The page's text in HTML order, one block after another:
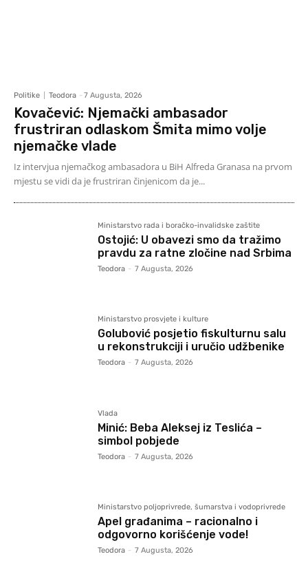
Politike Teodora - 7 Augusta, 2026
Kovačević: Njemački ambasador
frustriran odlaskom Šmita mimo volje
njemačke vlade
Iz intervjua njemačkog ambasadora u BiH Alfreda Granasa na prvom
mjestu se vidi da je frustriran činjenicom da je...
Ministarstvo rada i boračko-invalidske zaštite
Ostojić: U obavezi smo da tražimo
pravdu za ratne zločine nad Srbima
Teodora - 7 Augusta, 2026
Ministarstvo prosvjete i kulture
Golubović posjetio fiskulturnu salu
u rekonstrukciji i uručio udžbenike
Teodora - 7 Augusta, 2026
Vlada
Minić: Beba Aleksej iz Teslića –
simbol pobjede
Teodora - 7 Augusta, 2026
Ministarstvo poljoprivrede, šumarstva i vodoprivrede
Apel građanima – racionalno i
odgovorno korišćenje vode!
Teodora - 7 Augusta, 2026